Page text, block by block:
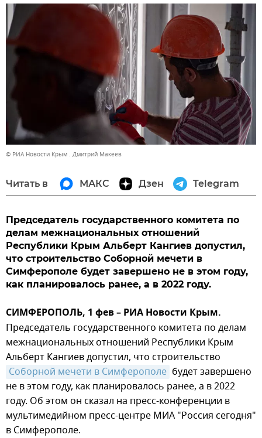
© РИА Новости Крым . Дмитрий Макеев
Читать в МАКС Дзен Telegram
Председатель государственного комитета по
делам межнациональных отношений
Республики Крым Альберт Кангиев допустил,
что строительство Соборной мечети в
Симферополе будет завершено не в этом году,
как планировалось ранее, а в 2022 году.
СИМФЕРОПОЛЬ, 1 фев – РИА Новости Крым.
Председатель государственного комитета по делам
межнациональных отношений Республики Крым
Альберт Кангиев допустил, что строительство
Соборной мечети в Симферополе будет завершено
не в этом году, как планировалось ранее, а в 2022
году. Об этом он сказал на пресс-конференции в
мультимедийном пресс-центре МИА "Россия сегодня"
в Симферополе.